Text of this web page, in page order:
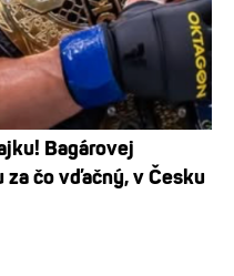
Bagárovej
čo vďačný, v Česku